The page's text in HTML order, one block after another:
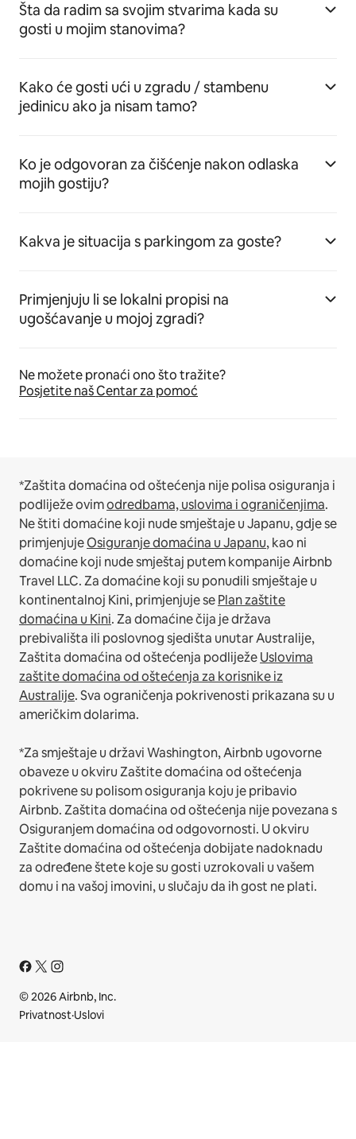
Šta da radim sa svojim stvarima kada su
gosti u mojim stanovima?
Kako će gosti ući u zgradu / stambenu
jedinicu ako ja nisam tamo?
Ko je odgovoran za čišćenje nakon odlaska
mojih gostiju?
Kakva je situacija s parkingom za goste?
Primjenjuju li se lokalni propisi na
ugošćavanje u mojoj zgradi?
Ne možete pronaći ono što tražite?
Posjetite naš Centar za pomoć
*Zaštita domaćina od oštećenja nije polisa osiguranja i
podliježe ovimodredbama, uslovima i ograničenjima.
Ne štiti domaćine koji nude smještaje u Japanu, gdje se
primjenjujeOsiguranje domaćina u Japanu, kao ni
domaćine koji nude smještaj putem kompanije Airbnb
Travel LLC.Za domaćine koji su ponudili smještaje u
kontinentalnoj Kini, primjenjuje sePlan zaštite
domaćina u Kini.Za domaćine čija je država
prebivališta ili poslovnog sjedišta unutar Australije,
Zaštita domaćina od oštećenja podliježeUslovima
zaštite domaćina od oštećenja za korisnike iz
Australije. Sva ograničenja pokrivenosti prikazana su u
američkim dolarima.
*Za smještaje u državi Washington, Airbnb ugovorne
obaveze u okviru Zaštite domaćina od oštećenja
pokrivene su polisom osiguranja koju je pribavio
Airbnb. Zaštita domaćina od oštećenja nije povezana s
Osiguranjem domaćina od odgovornosti. U okviru
Zaštite domaćina od oštećenja dobijate nadoknadu
za određene štete koje su gosti uzrokovali u vašem
domu i na vašoj imovini, u slučaju da ih gost ne plati.
© 2026 Airbnb, Inc.
Privatnost·Uslovi